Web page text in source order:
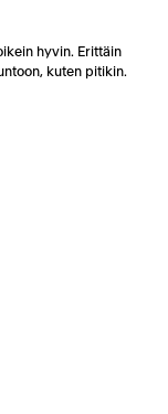
hyvin. Erittäin
kuten pitikin.